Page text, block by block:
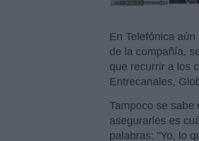
En Telefónica
de la compañía,
que recurrir a los
Entrecanales,
Tampoco se
asegurarles es
palabras: "Yo, lo